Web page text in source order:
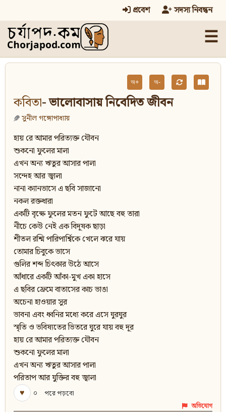
প্রবেশ সদস্য নিবন্ধন
☰
অ+ অ-
কবিতা- ভালোবাসায় নিবেদিত জীবন
সুনীল গঙ্গোপাধ্যায়
হায় রে আমার পরিত্যক্ত যৌবন
শুকনো ফুলের মালা
এখন অন্য ঋতুর আসার পালা
সন্দেহ আর জ্বালা
নানা ক্যানভাসে এ ছবি সাজানো
নকল রক্তধারা
একটি বৃক্ষে ফুলের মতন ফুটে আছে বহু তারা
নীচে কেউ নেই এক বিদূষক ছাড়া
শীতল রশ্মি পারিপার্শ্বিকে খেলে ঝরে যায়
তোমার চিবুকে ভাসে
গুলির শব্দ চিৎকার উঠে আসে
আঁধারে একটি আঁকা-মুখ একা হাসে
এ ছবির ফ্রেমে বাতাসের কাচ ভাঙা
অচেনা হাওয়ার সুর
ভাবনা এবং ধ্বনির মধ্যে করে এসে ঘুরঘুর
স্মৃতি ও ভবিষ্যতের ভিতরে ঘুরে যায় বহু দূর
হায় রে আমার পরিত্যক্ত যৌবন
শুকনো ফুলের মালা
এখন অন্য ঋতুর আসার পালা
পরিতাপ আর যুক্তির বহু জ্বালা
♥
০ পরে পড়বো
অভিযোগ